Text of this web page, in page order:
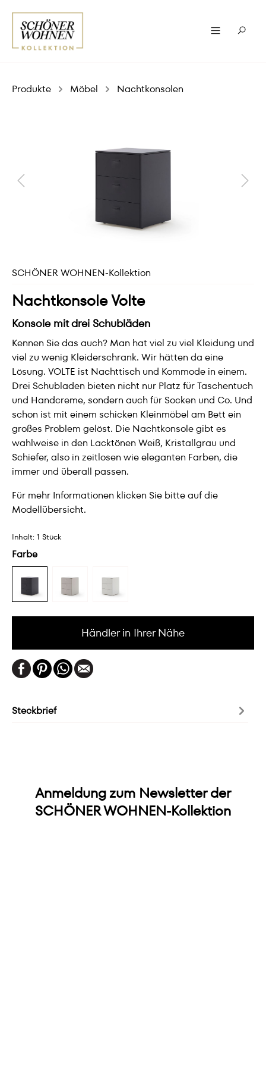
Produkte Möbel Nachtkonsolen
SCHÖNER WOHNEN-Kollektion
Nachtkonsole Volte
Konsole mit drei Schubläden
Kennen Sie das auch? Man hat viel zu viel Kleidung und
viel zu wenig Kleiderschrank. Wir hätten da eine
Lösung. VOLTE ist Nachttisch und Kommode in einem.
Drei Schubladen bieten nicht nur Platz für Taschentuch
und Handcreme, sondern auch für Socken und Co. Und
schon ist mit einem schicken Kleinmöbel am Bett ein
großes Problem gelöst. Die Nachtkonsole gibt es
wahlweise in den Lacktönen Weiß, Kristallgrau und
Schiefer, also in zeitlosen wie eleganten Farben, die
immer und überall passen.
Für mehr Informationen klicken Sie bitte auf die
Modellübersicht.
Inhalt: 1 Stück
Farbe
Händler in Ihrer Nähe
Steckbrief
Anmeldung zum Newsletter der
SCHÖNER WOHNEN-Kollektion